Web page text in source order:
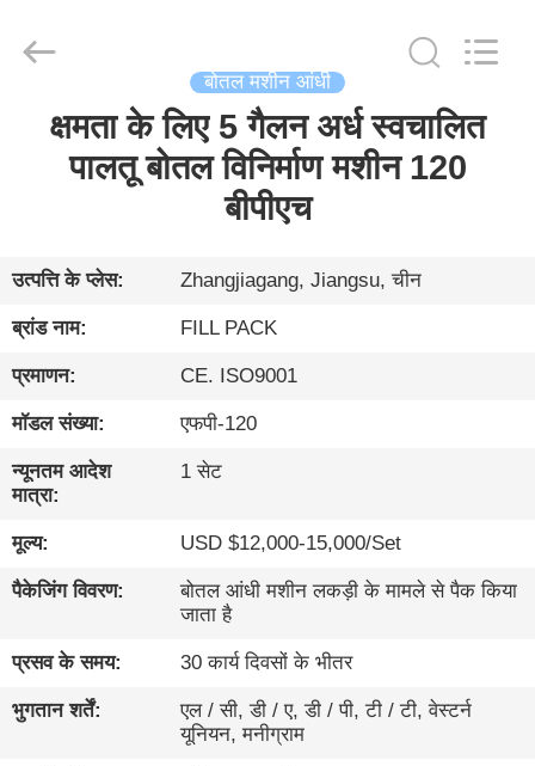
हमारे
बारे
में
कारखाना
भ्रमण
गुणवत्ता
नियंत्रण
संपर्क
करें
PACK
Machinery
Reserved.
बोतल मशीन आंधी
क्षमता के लिए 5 गैलन अर्ध स्वचालित
पालतू बोतल विनिर्माण मशीन 120
बीपीएच
उत्पत्ति के प्लेस: Zhangjiagang, Jiangsu, चीन
ब्रांड नाम: FILL PACK
प्रमाणन: CE. ISO9001
मॉडल संख्या: एफपी-120
न्यूनतम आदेश
मात्रा:
1 सेट
मूल्य: USD $12,000-15,000/Set
पैकेजिंग विवरण:
बोतल आंधी मशीन लकड़ी के मामले से पैक किया
जाता है
प्रसव के समय: 30 कार्य दिवसों के भीतर
भुगतान शर्तें:
एल / सी, डी / ए, डी / पी, टी / टी, वेस्टर्न
यूनियन, मनीग्राम